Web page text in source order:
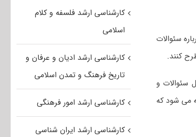
سئوالات
سئوالات و
می شود که
کارشناسی ارشد فلسفه و کلام
اسلامی
کارشناسی ارشد ادیان و عرفان و
تاریخ فرهنگ و تمدن اسلامی
کارشناسی ارشد امور فرهنگی
کارشناسی ارشد ایران شناسی